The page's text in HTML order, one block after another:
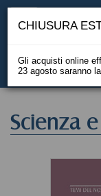
Scienza
CHIUSURA
Gli acquisti online
23 agosto saranno